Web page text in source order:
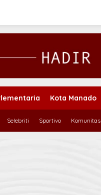
Kota Manado
Selebriti Sportivo Komunitas